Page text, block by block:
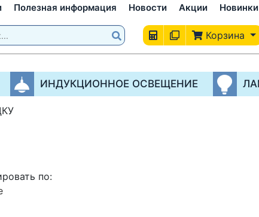
Полезная информация Новости Акции Новинки
Корзина
ИНДУКЦИОННОЕ ОСВЕЩЕНИЕ
по: